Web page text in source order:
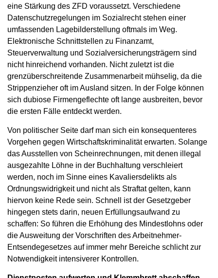
eine Stärkung des ZFD voraussetzt. Verschiedene
Datenschutzregelungen im Sozialrecht stehen einer
umfassenden Lagebilderstellung oftmals im Weg.
Elektronische Schnittstellen zu Finanzamt,
Steuerverwaltung und Sozialversicherungsträgern sind
nicht hinreichend vorhanden. Nicht zuletzt ist die
grenzüberschreitende Zusammenarbeit mühselig, da die
Strippenzieher oft im Ausland sitzen. In der Folge können
sich dubiose Firmengeflechte oft lange ausbreiten, bevor
die ersten Fälle entdeckt werden.
Von politischer Seite darf man sich ein konsequenteres
Vorgehen gegen Wirtschaftskriminalität erwarten. Solange
das Ausstellen von Scheinrechnungen, mit denen illegal
ausgezahlte Löhne in der Buchhaltung verschleiert
werden, noch im Sinne eines Kavaliersdelikts als
Ordnungswidrigkeit und nicht als Straftat gelten, kann
hiervon keine Rede sein. Schnell ist der Gesetzgeber
hingegen stets darin, neuen Erfüllungsaufwand zu
schaffen: So führen die Erhöhung des Mindestlohns oder
die Ausweitung der Vorschriften des Arbeitnehmer-
Entsendegesetzes auf immer mehr Bereiche schlicht zur
Notwendigkeit intensiverer Kontrollen.